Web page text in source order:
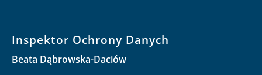
Inspektor Ochrony Danych
Beata Dąbrowska-Daciów